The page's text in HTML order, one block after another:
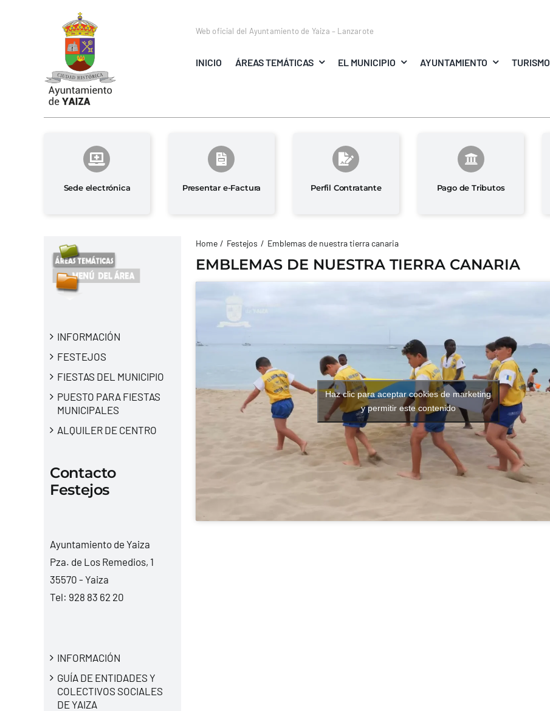
Web oficial del Ayuntamiento de Yaiza – Lanzarote
INICIO ÁREAS TEMÁTICAS EL MUNICIPIO AYUNTAMIENTO TURISMO
Sede electrónica Presentar e-Factura Perfil Contratante Pago de Tributos
INFORMACIÓN
FESTEJOS
FIESTAS DEL MUNICIPIO
PUESTO PARA FIESTAS
MUNICIPALES
ALQUILER DE CENTRO
Contacto
Festejos
Ayuntamiento de Yaiza
Pza. de Los Remedios, 1
35570 - Yaiza
Tel: 928 83 62 20
INFORMACIÓN
GUÍA DE ENTIDADES Y
COLECTIVOS SOCIALES
DE YAIZA
Home Festejos Emblemas de nuestra tierra canaria
EMBLEMAS DE NUESTRA TIERRA CANARIA
Haz clic para aceptar cookies de marketing
y permitir este contenido